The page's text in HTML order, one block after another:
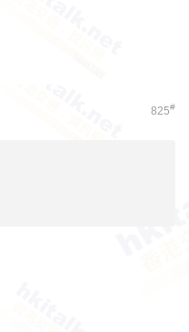
825#